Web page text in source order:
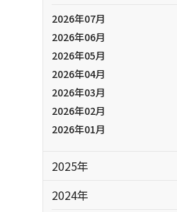
2026年07月
2026年06月
2026年05月
2026年04月
2026年03月
2026年02月
2026年01月
2025年
2024年